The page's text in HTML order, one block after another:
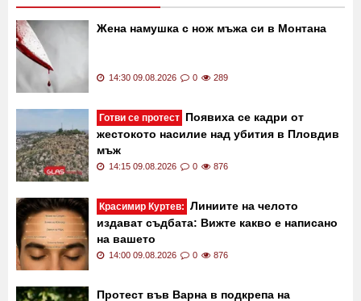
Жена намушка с нож мъжа си в Монтана
14:30 09.08.2026 0 289
Готви се протест Появиха се кадри от
жестокото насилие над убития в Пловдив
мъж
14:15 09.08.2026 0 876
Красимир Куртев: Линиите на челото
издават съдбата: Вижте какво е написано
на вашето
14:00 09.08.2026 0 876
Протест във Варна в подкрепа на